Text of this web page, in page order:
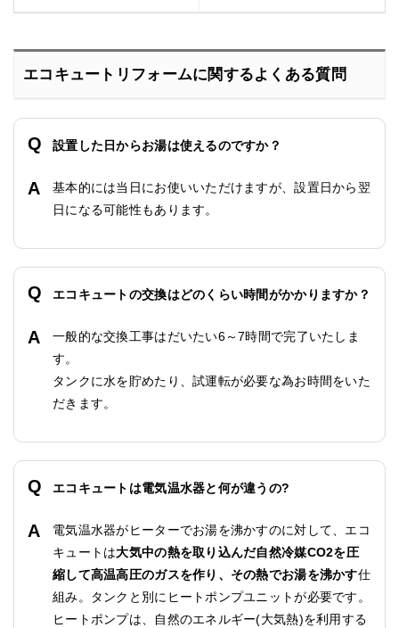
エコキュートリフォームに関するよくある質問
設置した日からお湯は使えるのですか？
基本的には当日にお使いいただけますが、設置日から翌
日になる可能性もあります。
エコキュートの交換はどのくらい時間がかかりますか？
一般的な交換工事はだいたい6～7時間で完了いたしま
す。
タンクに水を貯めたり、試運転が必要な為お時間をいた
だきます。
エコキュートは電気温水器と何が違うの?
電気温水器がヒーターでお湯を沸かすのに対して、エコ
キュートは大気中の熱を取り込んだ自然冷媒CO2を圧
縮して高温高圧のガスを作り、その熱でお湯を沸かす仕
組み。タンクと別にヒートポンプユニットが必要です。
ヒートポンプは、自然のエネルギー(大気熱)を利用する